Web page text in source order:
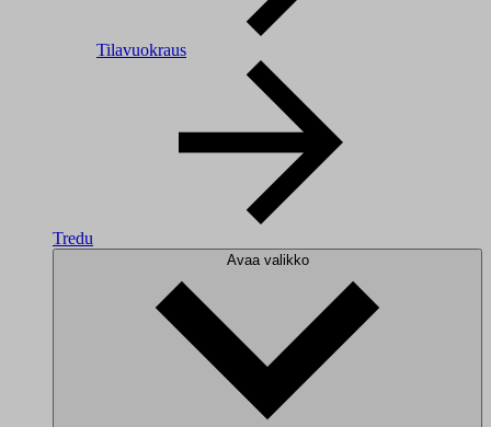
Tilavuokraus
Tredu
Avaa valikko